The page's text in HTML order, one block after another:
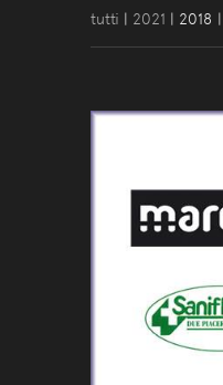
tutti | 2021 | 2018 |